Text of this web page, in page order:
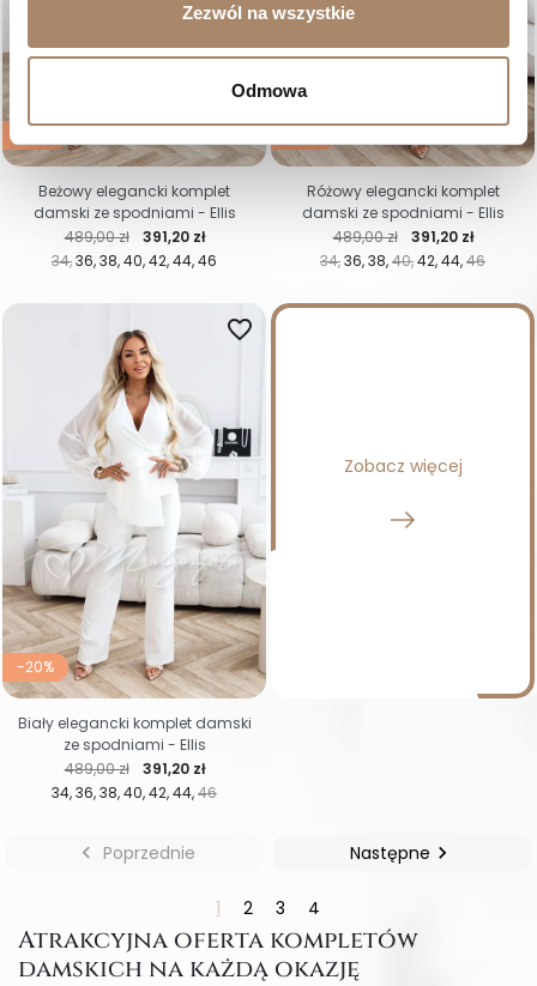
Zezwól na wszystkie
Odmowa
34 36 38 40 42 44 46
Cena regularna
489,00 zł Cena
391,20 zł
Beżowy elegancki komplet
damski ze spodniami - Ellis
34 36 38 40 42 44 46
Cena regularna
489,00 zł Cena
391,20 zł
Różowy elegancki komplet
damski ze spodniami - Ellis
-20%
34 36 38 40 42 44 46
favorite_border
Cena regularna
489,00 zł Cena
391,20 zł
Biały elegancki komplet damski
ze spodniami - Ellis
Zobacz więcej
 Poprzednie
1 2 3 4
Następne 
Atrakcyjna oferta kompletów
damskich na każdą okazję